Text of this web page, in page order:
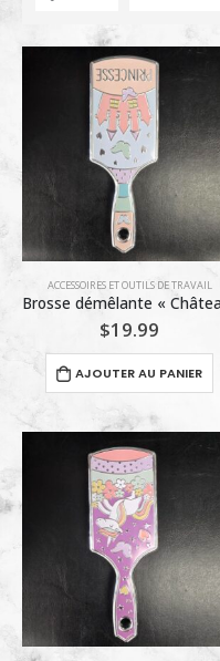
ACCESSOIRES ET OUTILS DE TRAVAIL
$19.99
AJOUTER AU PANIER